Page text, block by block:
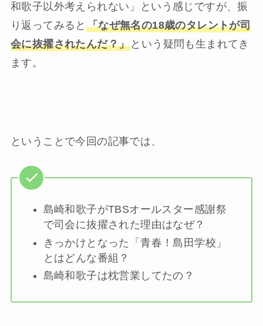
和歌子以外考えられない」という感じですが、振
り返ってみると 「なぜ無名の18歳のタレントが司
会に抜擢されたんだ？」 という疑問も生まれてき
ます。
ということで今回の記事では、
島崎和歌子がTBSオールスター感謝祭
で司会に抜擢された理由はなぜ？
きっかけとなった「青春！島田学校」
とはどんな番組？
島崎和歌子は枕営業してたの？